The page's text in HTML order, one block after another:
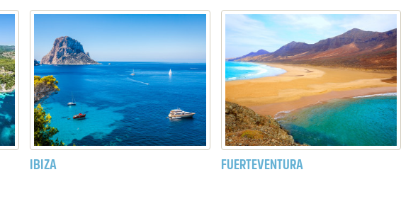
IBIZA FUERTEVENTURA